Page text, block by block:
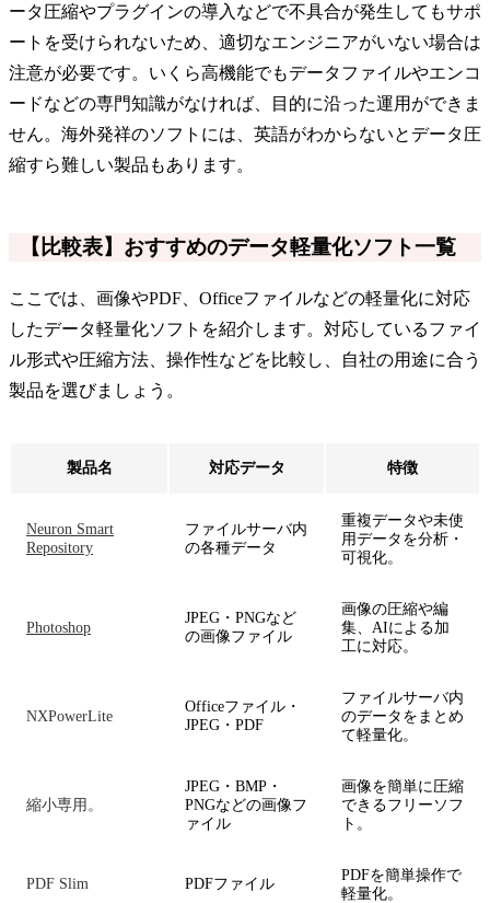
ータ圧縮やプラグインの導入などで不具合が発生してもサポ
ートを受けられないため、適切なエンジニアがいない場合は
注意が必要です。いくら高機能でもデータファイルやエンコ
ードなどの専門知識がなければ、目的に沿った運用ができま
せん。海外発祥のソフトには、英語がわからないとデータ圧
縮すら難しい製品もあります。
【比較表】おすすめのデータ軽量化ソフト一覧
ここでは、画像やPDF、Officeファイルなどの軽量化に対応
したデータ軽量化ソフトを紹介します。対応しているファイ
ル形式や圧縮方法、操作性などを比較し、自社の用途に合う
製品を選びましょう。
製品名 対応データ 特徴
Neuron Smart
Repository
ファイルサーバ内
の各種データ
重複データや未使
用データを分析・
可視化。
Photoshop
JPEG・PNGなど
の画像ファイル
画像の圧縮や編
集、AIによる加
工に対応。
NXPowerLite
Officeファイル・
JPEG・PDF
ファイルサーバ内
のデータをまとめ
て軽量化。
縮小専用。
JPEG・BMP・
PNGなどの画像フ
ァイル
画像を簡単に圧縮
できるフリーソフ
ト。
PDF Slim PDFファイル
PDFを簡単操作で
軽量化。